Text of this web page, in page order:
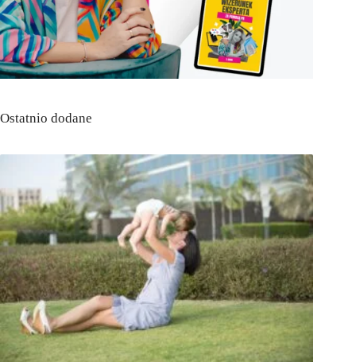
Ostatnio dodane